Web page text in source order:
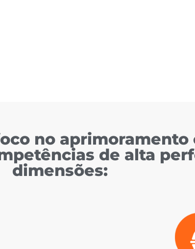
no aprimoramento
de alta
dimensões: